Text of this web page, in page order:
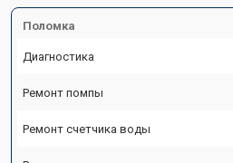
Поломка
Диагностика
Ремонт помпы
Ремонт счетчика воды